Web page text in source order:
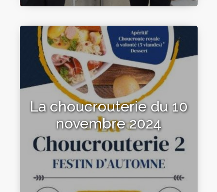
La choucrouterie du 10
novembre 2024